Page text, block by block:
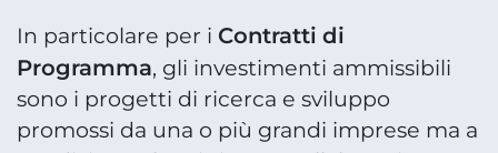
In particolare per i Contratti di
Programma, gli investimenti ammissibili
sono i progetti di ricerca e sviluppo
promossi da una o più grandi imprese ma a